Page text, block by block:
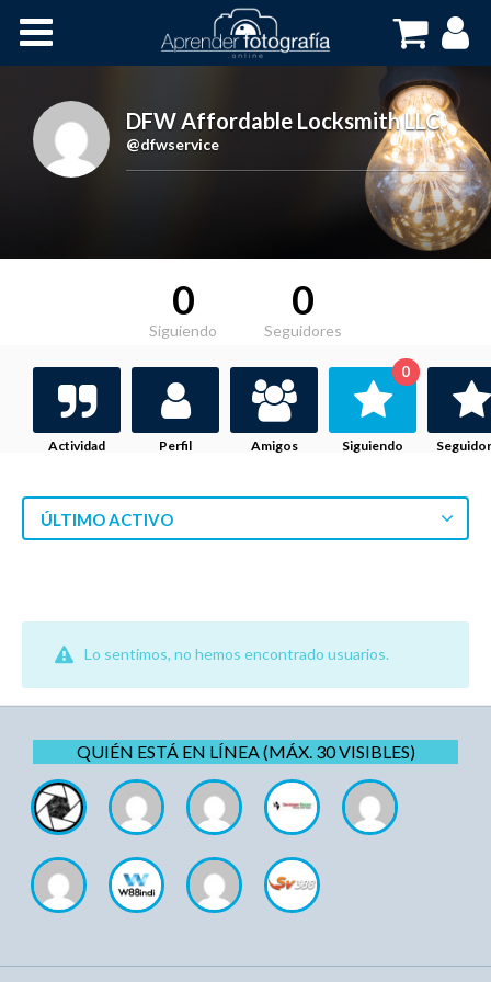
Cursos OnLine
DFW Affordable Locksmith LLC,
@dfwservice
0
Siguiendo
0
Seguidores
Actividad Perfil Amigos Siguiendo
0
ÚLTIMO ACTIVO
Lo sentimos, no hemos encontrado usuarios.
QUIÉN ESTÁ EN LÍNEA (MÁX. 30 VISIBLES)